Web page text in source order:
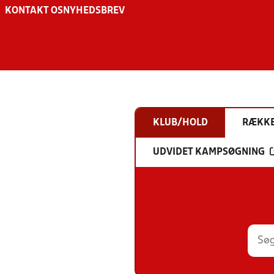
KONTAKT OS NYHEDSBREV
KLUB/HOLD
UDVIDET KAMPSØGNING